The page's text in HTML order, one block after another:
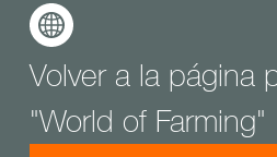
Volver a la página
"World of Farming"